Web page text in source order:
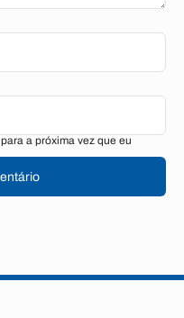
a próxima vez que eu